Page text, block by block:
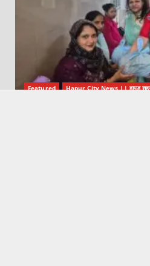
Featured Hapur City News || हापुड़